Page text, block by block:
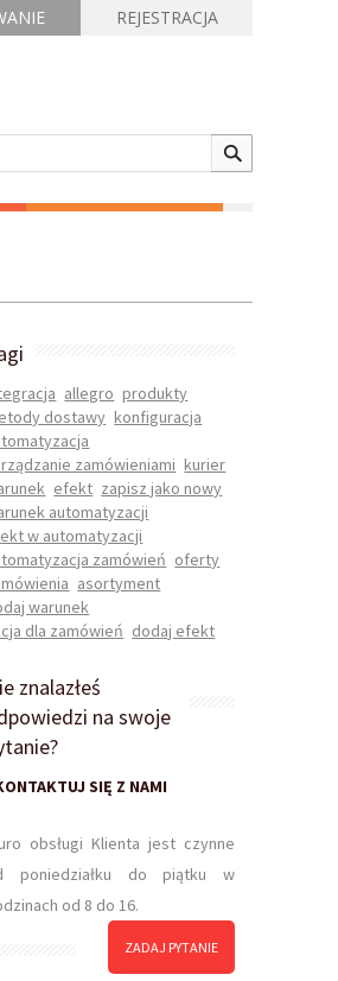
REJESTRACJA
allegro produkty
dostawy konfiguracja
zamówieniami kurier
efekt zapisz jako nowy
automatyzacji
w automatyzacji
zamówień oferty
asortyment
warunek
dla zamówień dodaj efekt
znalazłeś
na swoje
SIĘ Z NAMI
obsługi Klienta jest czynne
poniedziałku do piątku w
od 8 do 16.
ZADAJ PYTANIE